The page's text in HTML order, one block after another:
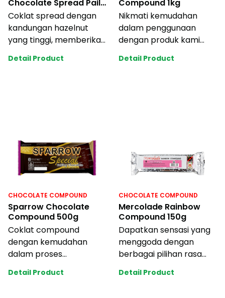
Chocolate Spread Pail
5kg
Coklat spread dengan
kandungan hazelnut
yang tinggi, memberikan
yang kaya dan au
Detail Product
Compound 1kg
Nikmati kemudahan
dalam penggunaan
dengan produk kami
dicairkan,
Detail Product
CHOCOLATE COMPOUND
Sparrow Chocolate
Compound 500g
Coklat compound
dengan kemudahan
dalam proses
rasa coklat yang lezat
Detail Product
CHOCOLATE COMPOUND
Mercolade Rainbow
Compound 150g
Dapatkan sensasi yang
menggoda dengan
berbagai pilihan rasa
disetiap varian Mercol
Detail Product